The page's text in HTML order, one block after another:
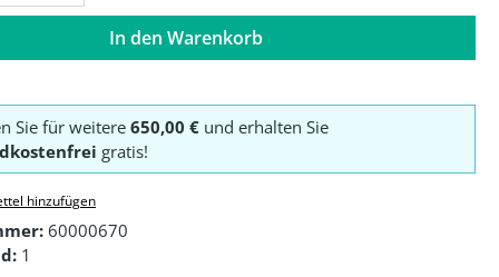
In den Warenkorb
Sie für weitere 650,00 €und erhalten Sie
gratis!
hinzufügen
60000670
1